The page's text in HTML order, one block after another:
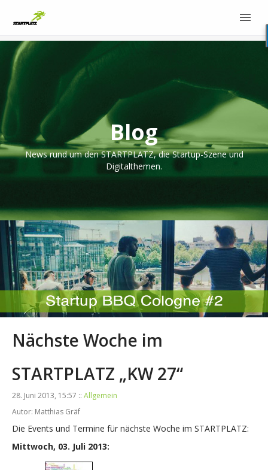
Blog
News rund um den STARTPLATZ, die Startup-Szene und
Digitalthemen.
Nächste Woche im
STARTPLATZ „KW 27“
28. Juni 2013, 15:57 :: Allgemein
Autor: Matthias Gräf
Die Events und Termine für nächste Woche im STARTPLATZ:
Mittwoch, 03. Juli 2013: